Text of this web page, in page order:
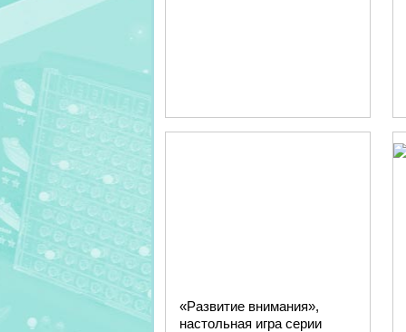
«Развитие внимания»,
настольная игра серии